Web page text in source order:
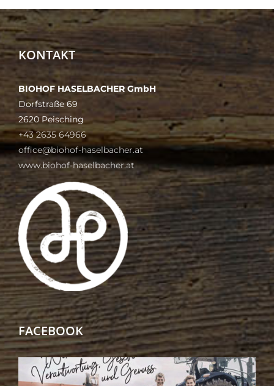
KONTAKT
BIOHOF HASELBACHER GmbH
Dorfstraße 69
2620 Peisching
+43 2635 64966
office@biohof-haselbacher.at
www.biohof-haselbacher.at
FACEBOOK